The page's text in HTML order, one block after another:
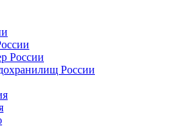
России
России